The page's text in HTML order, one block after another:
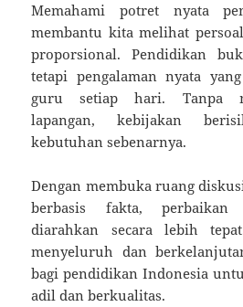
Memahami potret nyata
membantu kita melihat
proporsional. Pendidikan
tetapi pengalaman nyata
guru setiap hari. Tanpa
lapangan, kebijakan
kebutuhan sebenarnya.
Dengan membuka ruang
berbasis fakta, perbaikan
diarahkan secara lebih
menyeluruh dan
bagi pendidikan Indonesia
adil dan berkualitas.